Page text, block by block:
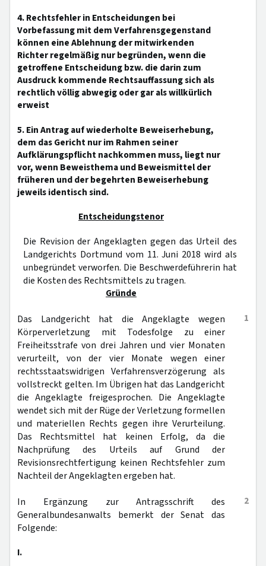
4. Rechtsfehler in Entscheidungen bei
Vorbefassung mit dem Verfahrensgegenstand
können eine Ablehnung der mitwirkenden
Richter regelmäßig nur begründen, wenn die
getroffene Entscheidung bzw. die darin zum
Ausdruck kommende Rechtsauffassung sich als
rechtlich völlig abwegig oder gar als willkürlich
erweist
5. Ein Antrag auf wiederholte Beweiserhebung,
dem das Gericht nur im Rahmen seiner
Aufklärungspflicht nachkommen muss, liegt nur
vor, wenn Beweisthema und Beweismittel der
früheren und der begehrten Beweiserhebung
jeweils identisch sind.
Entscheidungstenor
Die Revision der Angeklagten gegen das Urteil des
Landgerichts Dortmund vom 11. Juni 2018 wird als
unbegründet verworfen. Die Beschwerdeführerin hat
die Kosten des Rechtsmittels zu tragen.
Gründe
1
Das Landgericht hat die Angeklagte wegen
Körperverletzung mit Todesfolge zu einer
Freiheitsstrafe von drei Jahren und vier Monaten
verurteilt, von der vier Monate wegen einer
rechtsstaatswidrigen Verfahrensverzögerung als
vollstreckt gelten. Im Übrigen hat das Landgericht
die Angeklagte freigesprochen. Die Angeklagte
wendet sich mit der Rüge der Verletzung formellen
und materiellen Rechts gegen ihre Verurteilung.
Das Rechtsmittel hat keinen Erfolg, da die
Nachprüfung des Urteils auf Grund der
Revisionsrechtfertigung keinen Rechtsfehler zum
Nachteil der Angeklagten ergeben hat.
2
In Ergänzung zur Antragsschrift des
Generalbundesanwalts bemerkt der Senat das
Folgende:
I.